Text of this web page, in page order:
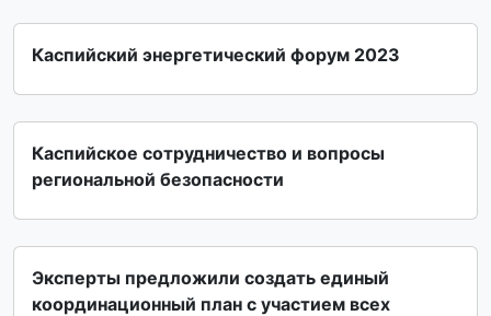
Каспийский энергетический форум 2023
Каспийское сотрудничество и вопросы
региональной безопасности
Эксперты предложили создать единый
координационный план с участием всех